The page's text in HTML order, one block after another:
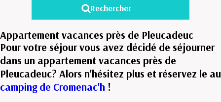
Appartement vacances près de Pleucadeuc
Pour votre séjour vous avez décidé de séjourner
dans un appartement vacances près de
Pleucadeuc? Alors n'hésitez plus et réservez le au
camping de Cromenac'h !